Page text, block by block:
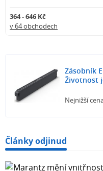
364 - 646 Kč
v 64 obchodech
Zásobník
Životnost
Nejnižší
Články odjinud